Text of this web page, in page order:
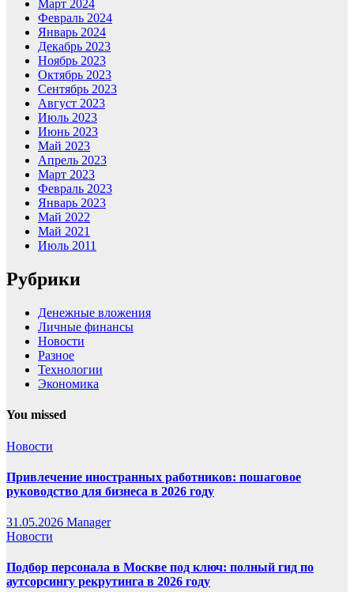
Март 2024
Февраль 2024
Январь 2024
Декабрь 2023
Ноябрь 2023
Октябрь 2023
Сентябрь 2023
Август 2023
Июль 2023
Июнь 2023
Май 2023
Апрель 2023
Март 2023
Февраль 2023
Январь 2023
Май 2022
Май 2021
Июль 2011
Рубрики
Денежные вложения
Личные финансы
Новости
Разное
Технологии
Экономика
You missed
Новости
Привлечение иностранных работников: пошаговое
руководство для бизнеса в 2026 году
31.05.2026 Manager
Новости
Подбор персонала в Москве под ключ: полный гид по
аутсорсингу рекрутинга в 2026 году